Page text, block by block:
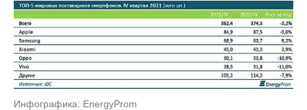
Инфографика: EnergyProm